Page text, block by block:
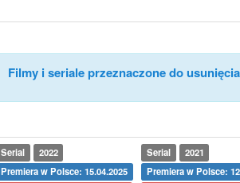
Filmy i seriale przeznaczone do
Serial
2022
Premiera w Polsce: 15.04.2025
Serial
2021
Premiera w Polsce: